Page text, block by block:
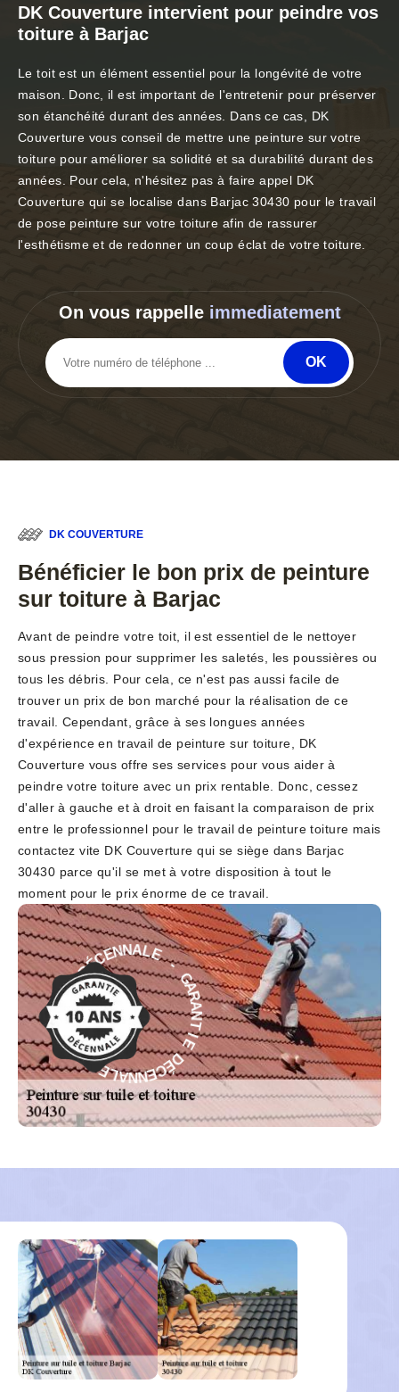
DK Couverture intervient pour peindre vos
toiture à Barjac
Le toit est un élément essentiel pour la longévité de votre
maison. Donc, il est important de l'entretenir pour préserver
son étanchéité durant des années. Dans ce cas, DK
Couverture vous conseil de mettre une peinture sur votre
toiture pour améliorer sa solidité et sa durabilité durant des
années. Pour cela, n'hésitez pas à faire appel DK
Couverture qui se localise dans Barjac 30430 pour le travail
de pose peinture sur votre toiture afin de rassurer
l'esthétisme et de redonner un coup éclat de votre toiture.
On vous rappelle immediatement
DK COUVERTURE
Bénéficier le bon prix de peinture
sur toiture à Barjac
Avant de peindre votre toit, il est essentiel de le nettoyer
sous pression pour supprimer les saletés, les poussières ou
tous les débris. Pour cela, ce n'est pas aussi facile de
trouver un prix de bon marché pour la réalisation de ce
travail. Cependant, grâce à ses longues années
d'expérience en travail de peinture sur toiture, DK
Couverture vous offre ses services pour vous aider à
peindre votre toiture avec un prix rentable. Donc, cessez
d'aller à gauche et à droit en faisant la comparaison de prix
entre le professionnel pour le travail de peinture toiture mais
contactez vite DK Couverture qui se siège dans Barjac
30430 parce qu'il se met à votre disposition à tout le
moment pour le prix énorme de ce travail.
G
A
R
A
N
T
I
E
D
É
C
E
NNALE - GAR
A
N
T
I
E
D
É
C
E
N
N
A
L
E
-